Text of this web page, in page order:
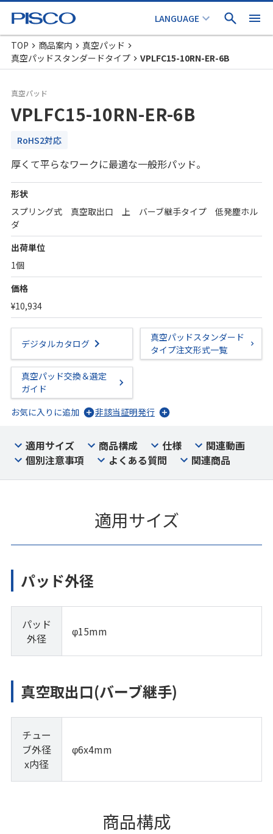
TOP 商品案内
真空パッド
真空パッドスタンダードタイプ
VPLFC15-10RN-ER-6B
真空パッド
VPLFC15-10RN-ER-6B
RoHS2対応
厚くて平らなワークに最適な一般形パッド。
形状
スプリング式 真空取出口 上 バーブ継手タイプ 低発塵ホル
ダ
出荷単位
1個
価格
¥10,934
デジタルカタログ
真空パッドスタンダード
タイプ注文形式一覧
真空パッド交換＆選定
ガイド
お気に入りに追加
非該当証明発行
適用サイズ 商品構成 仕様
関連動画
個別注意事項
よくある質問 関連商品
適用サイズ
パッド外径
パッド
外径
φ15mm
真空取出口(バーブ継手)
チュー
ブ外径
x内径
φ6x4mm
商品構成